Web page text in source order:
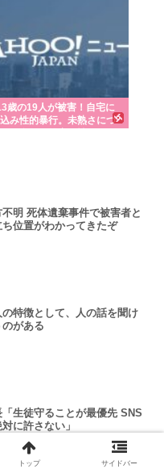
歳の19人が被害！自宅に
み性的暴行。未熟さにつ
明 死体遺棄事件で被害者と
ち位置がわかってきたぞ
特徴として、人の話を聞け
がある
「生徒守ることが最優先 SNS
に許さない」
トップ サイドバー